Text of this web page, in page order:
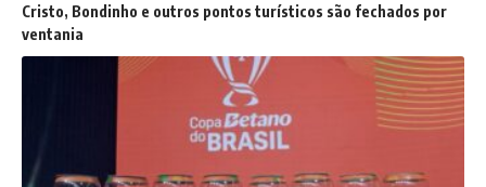
Cristo, Bondinho e outros pontos turísticos são fechados por
ventania